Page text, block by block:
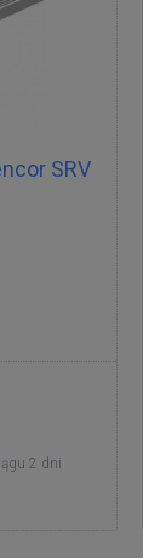
SRV
2 dni